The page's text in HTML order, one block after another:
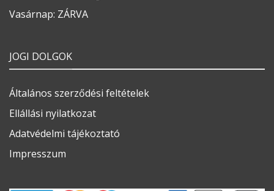
Vasárnap: ZÁRVA
JOGI DOLGOK
Általános szerződési feltételek
Ellállási nyilatkozat
Adatvédelmi tájékoztató
Impresszum